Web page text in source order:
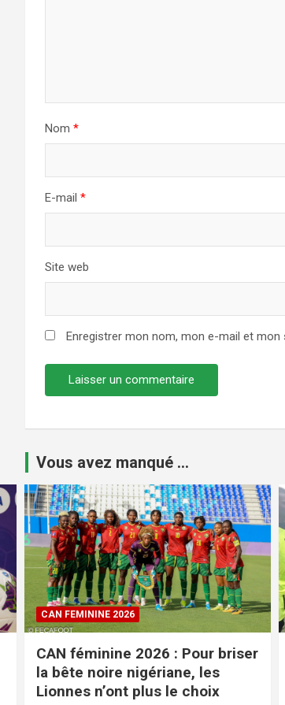
Nom *
E-mail *
Site web
Enregistrer mon nom, mon e-mail et
Vous avez manqué ...
LES LIONS INDOMPTABLES
CAN U23 Maroc 2027 : Guy
Feutchine présélectionne 30
joueurs